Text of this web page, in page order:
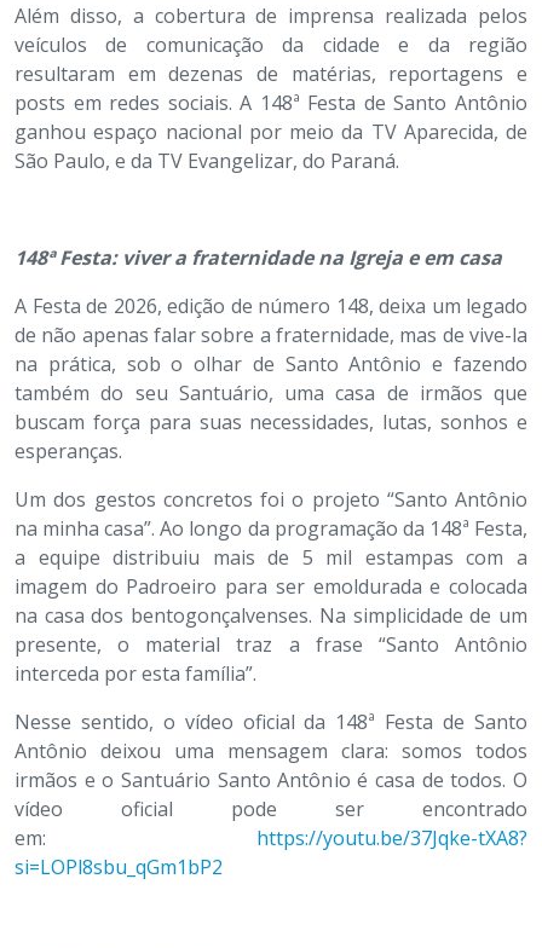
Além disso, a cobertura de imprensa realizada pelos
veículos de comunicação da cidade e da região
resultaram em dezenas de matérias, reportagens e
posts em redes sociais. A 148ª Festa de Santo Antônio
ganhou espaço nacional por meio da TV Aparecida, de
São Paulo, e da TV Evangelizar, do Paraná.
148ª Festa: viver a fraternidade na Igreja e em casa
A Festa de 2026, edição de número 148, deixa um legado
de não apenas falar sobre a fraternidade, mas de vive-la
na prática, sob o olhar de Santo Antônio e fazendo
também do seu Santuário, uma casa de irmãos que
buscam força para suas necessidades, lutas, sonhos e
esperanças.
Um dos gestos concretos foi o projeto “Santo Antônio
na minha casa”. Ao longo da programação da 148ª Festa,
a equipe distribuiu mais de 5 mil estampas com a
imagem do Padroeiro para ser emoldurada e colocada
na casa dos bentogonçalvenses. Na simplicidade de um
presente, o material traz a frase “Santo Antônio
interceda por esta família”.
Nesse sentido, o vídeo oficial da 148ª Festa de Santo
Antônio deixou uma mensagem clara: somos todos
irmãos e o Santuário Santo Antônio é casa de todos. O
vídeo oficial pode ser encontrado
em: https://youtu.be/37Jqke-tXA8?
si=LOPl8sbu_qGm1bP2